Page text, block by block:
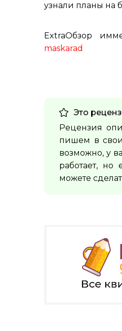
узнали планы на
ExtraОбзор
maskarad
Это
Рецензия
пишем в
возможно, у
работает,
можете